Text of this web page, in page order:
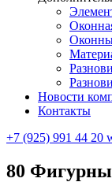
Новости
Контакты
+7 (925) 991 44 20
80